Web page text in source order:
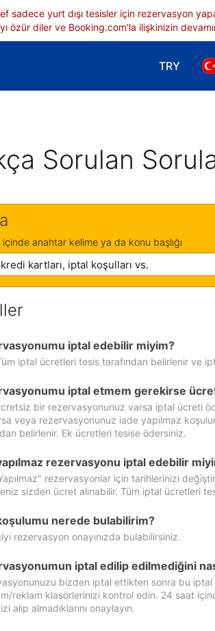
yurt dışı tesisler için rezervasyon
özür diler ve Booking.com'la ilişkinizin
TRY
Para
Sorulan
içinde anahtar kelime ya da konu başlığı
iptal edebilir miyim?
iptal ücretleri tesis tarafından belirlenir ve
iptal etmem gerekirse
bir rezervasyonunuz varsa iptal ücreti
veya rezervasyonunuz iade yapılmaz
belirlenir. Ek ücretleri tesise ödersiniz.
rezervasyonu iptal edebilir
rezervasyonlar için tarihlerinizi
sizden ücret alınabilir. Tüm iptal ücretleri
nerede bulabilirim?
rezervasyon onayınızda bulabilirsiniz.
iptal edilip edilmediğini
bizden iptal ettikten sonra bu
reklam klasörlerinizi kontrol edin. 24 saat
alıp almadıklarını onaylayın.